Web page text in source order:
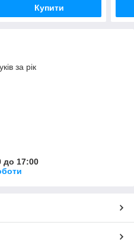
Купити
за рік
до 17:00